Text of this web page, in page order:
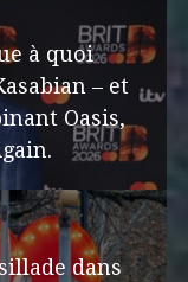
à quoi
– et
Oasis,
dans